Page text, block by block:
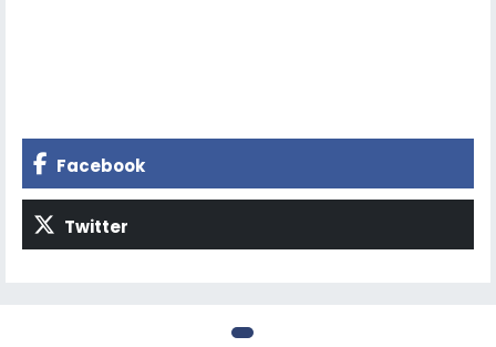
Facebook
Twitter